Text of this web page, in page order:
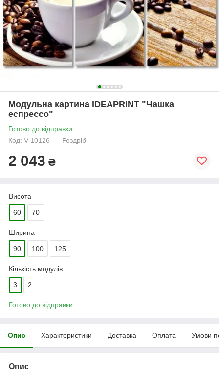
Модульна картина IDEAPRINT "Чашка
еспрессо"
Готово до відправки
Код: V-10126
Роздріб
2 043 ₴
Висота
60 70
Ширина
90 100 125
Кількість модулів
3 2
Готово до відправки
Опис Характеристики Доставка Оплата Умови
Опис